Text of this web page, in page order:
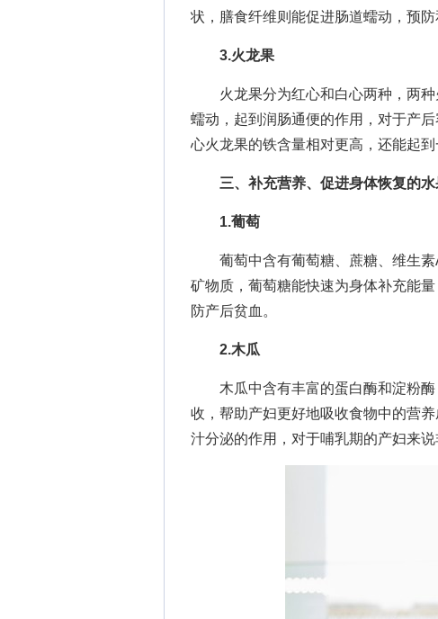
状，膳食纤维则能促进肠道蠕动，预防
3.火龙果
火龙果分为红心和白心两种，两种
蠕动，起到润肠通便的作用，对于产
心火龙果的铁含量相对更高，还能起到
三、补充营养、促进身体恢复的水
1.葡萄
葡萄中含有葡萄糖、蔗糖、维生素
矿物质，葡萄糖能快速为身体补充能
防产后贫血。
2.木瓜
木瓜中含有丰富的蛋白酶和淀粉酶
收，帮助产妇更好地吸收食物中的营
汁分泌的作用，对于哺乳期的产妇来说